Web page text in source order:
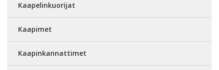
Kaapelinkuorijat
Kaapimet
Kaapinkannattimet